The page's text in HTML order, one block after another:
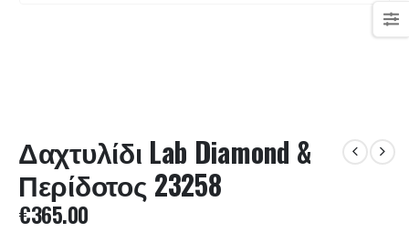
Δαχτυλίδι Lab Diamond &
Περίδοτος 23258
€365.00